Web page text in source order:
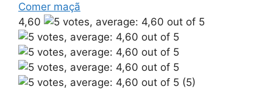
Comer maçã
4,60
(5)